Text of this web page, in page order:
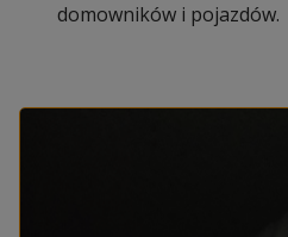
domowników i pojazdów.